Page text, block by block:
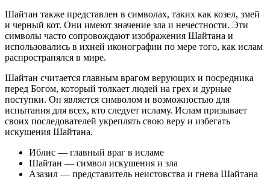
Шайтан также представлен в символах, таких как козел, змей
и черный кот. Они имеют значение зла и нечестности. Эти
символы часто сопровождают изображения Шайтана и
использовались в ихней иконографии по мере того, как ислам
распространялся в мире.
Шайтан считается главным врагом верующих и посредника
перед Богом, который толкает людей на грех и дурные
поступки. Он является символом и возможностью для
испытания для всех, кто следует исламу. Ислам призывает
своих последователей укреплять свою веру и избегать
искушения Шайтана.
Иблис — главный враг в исламе
Шайтан — символ искушения и зла
Азазил — представитель неистовства и гнева Шайтана